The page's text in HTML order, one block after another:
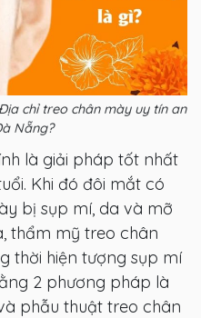
chỉ treo chân mày uy tín an
Nẵng?
là giải pháp tốt nhất
Khi đó đôi mắt có
bị sụp mí, da và mỡ
thẩm mỹ treo chân
thời hiện tượng sụp mí
2 phương pháp là
phẫu thuật treo chân